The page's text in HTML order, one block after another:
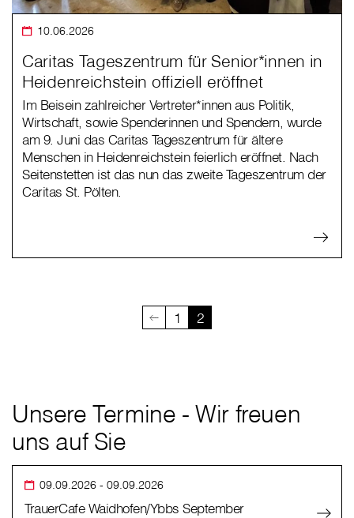
10.06.2026
Caritas Tageszentrum für Senior*innen in
Heidenreichstein offiziell eröffnet
Im Beisein zahlreicher Vertreter*innen aus Politik,
Wirtschaft, sowie Spenderinnen und Spendern, wurde
am 9. Juni das Caritas Tageszentrum für ältere
Menschen in Heidenreichstein feierlich eröffnet. Nach
Seitenstetten ist das nun das zweite Tageszentrum der
Caritas St. Pölten.
1 2
Unsere Termine - Wir freuen
uns auf Sie
09.09.2026 - 09.09.2026
TrauerCafe Waidhofen/Ybbs September